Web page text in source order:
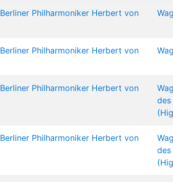
Berliner Philharmoniker Herbert von
Berliner Philharmoniker Herbert von
Berliner Philharmoniker Herbert von
des
Berliner Philharmoniker Herbert von
des